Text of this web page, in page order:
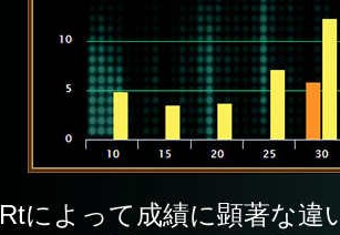
Rtによって成績に顕著な違